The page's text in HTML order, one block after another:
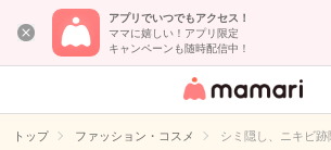
アプリでいつでもアクセス！
ママに嬉しい！アプリ限定
キャンペーンも随時配信中！
女性専用匿名QA
イト
トップ ファッション・コスメ シミ隠し、ニキビ